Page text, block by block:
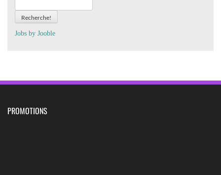
Recherche!
Jobs by Jooble
PROMOTIONS